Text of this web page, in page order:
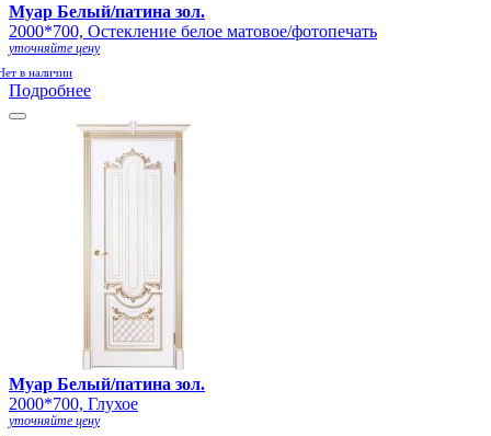
Муар Белый/патина зол.
2000*700, Остекление белое матовое/фотопечать
уточняйте цену
в наличии
Подробнее
Муар Белый/патина зол.
2000*700, Глухое
уточняйте цену